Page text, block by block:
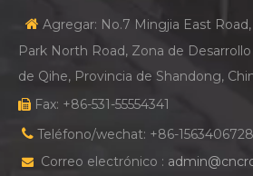
 Agregar: No.7 Mingjia East
Park North Road, Zona de
de Qihe, Provincia de Shandong,
 Fax: +86-531-55554341
 Teléfono/wechat: +86-
 Correo electrónico :